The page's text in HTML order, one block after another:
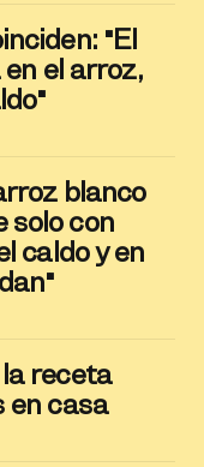
"El
el arroz,
blanco
solo con
caldo y en
la receta
en casa